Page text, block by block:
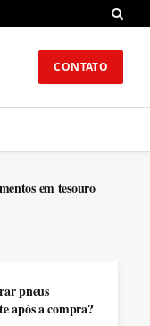
CONTATO
em tesouro
pneus
após a compra?